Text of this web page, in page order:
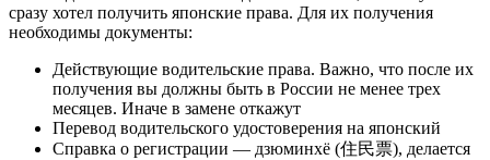
сразу хотел получить японские права. Для их получения
необходимы документы:
Действующие водительские права. Важно, что после их
получения вы должны быть в России не менее трех
месяцев. Иначе в замене откажут
Перевод водительского удостоверения на японский
Справка о регистрации — дзюминхё (住民票), делается